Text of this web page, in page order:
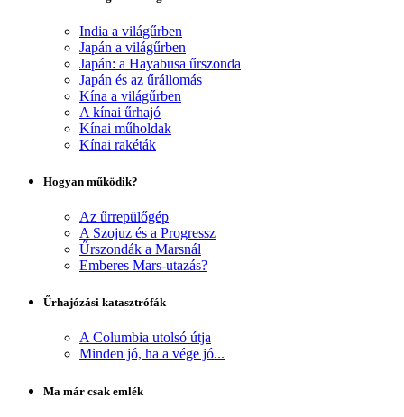
India a világűrben
Japán a világűrben
Japán: a Hayabusa űrszonda
Japán és az űrállomás
Kína a világűrben
A kínai űrhajó
Kínai műholdak
Kínai rakéták
Hogyan működik?
Az űrrepülőgép
A Szojuz és a Progressz
Űrszondák a Marsnál
Emberes Mars-utazás?
Űrhajózási katasztrófák
A Columbia utolsó útja
Minden jó, ha a vége jó...
Ma már csak emlék